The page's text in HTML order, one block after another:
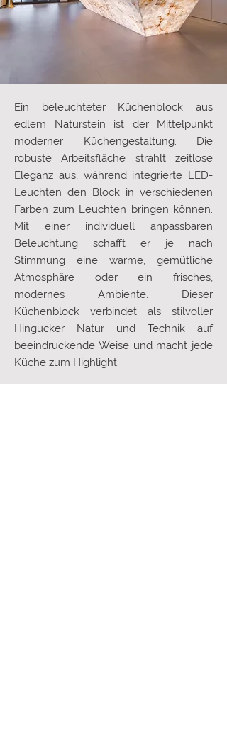
Ein beleuchteter Küchenblock aus
edlem Naturstein ist der Mittelpunkt
moderner Küchengestaltung. Die
robuste Arbeitsfläche strahlt zeitlose
Eleganz aus, während integrierte LED-
Leuchten den Block in verschiedenen
Farben zum Leuchten bringen können.
Mit einer individuell anpassbaren
Beleuchtung schafft er je nach
Stimmung eine warme, gemütliche
Atmosphäre oder ein frisches,
modernes Ambiente. Dieser
Küchenblock verbindet als stilvoller
Hingucker Natur und Technik auf
beeindruckende Weise und macht jede
Küche zum Highlight.